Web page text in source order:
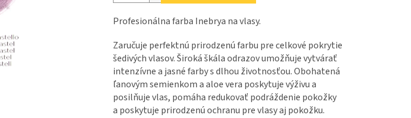
Profesionálna farba Inebrya na vlasy.
Zaručuje perfektnú prirodzenú farbu pre celkové pokrytie
šedivých vlasov. Široká škála odrazov umožňuje vytvárať
intenzívne a jasné farby s dlhou životnosťou. Obohatená
ľanovým semienkom a aloe vera poskytuje výživu a
posilňuje vlas, pomáha redukovať podráždenie pokožky
a poskytuje prirodzenú ochranu pre vlasy aj pokožku.